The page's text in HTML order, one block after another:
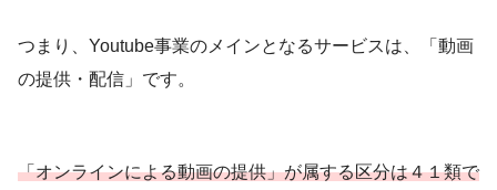
つまり、Youtube事業のメインとなるサービスは、「動画
の提供・配信」です。
「オンラインによる動画の提供」が属する区分は４１類で